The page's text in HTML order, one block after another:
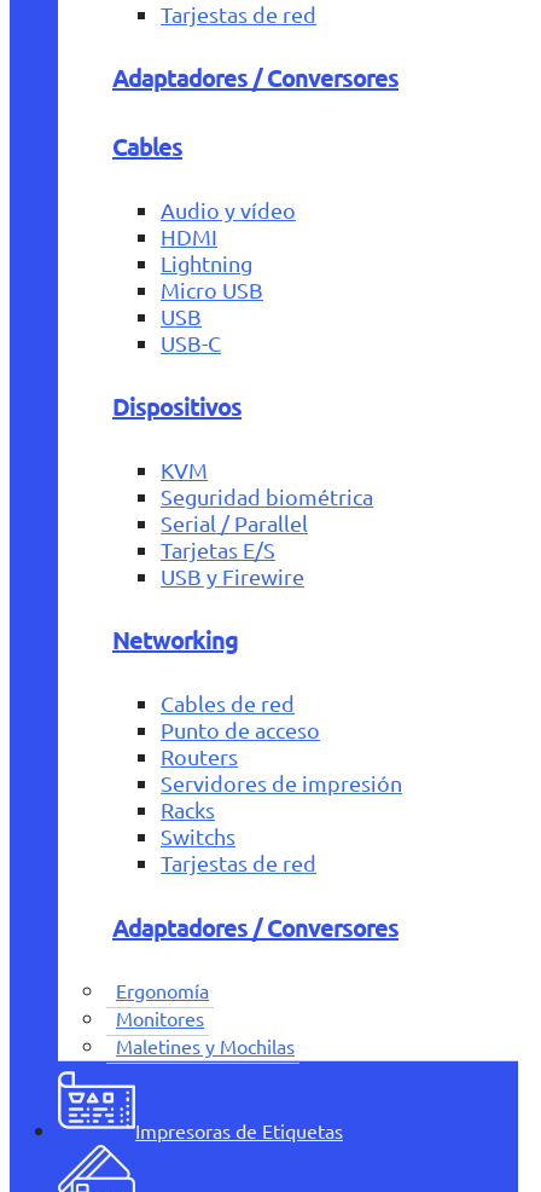
Tarjestas de red
Adaptadores / Conversores
Cables
Audio y vídeo
HDMI
Lightning
Micro USB
USB
USB-C
Dispositivos
KVM
Seguridad biométrica
Serial / Parallel
Tarjetas E/S
USB y Firewire
Networking
Cables de red
Punto de acceso
Routers
Servidores de impresión
Racks
Switchs
Tarjestas de red
Adaptadores / Conversores
Ergonomía
Monitores
Maletines y Mochilas
Impresoras de Etiquetas